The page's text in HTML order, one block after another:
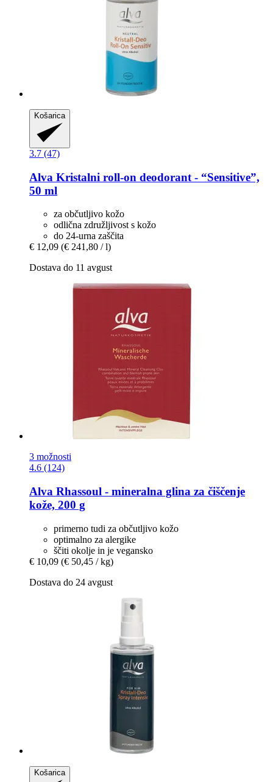
Košarica
3.7 (47)
Alva Kristalni roll-​on deodorant -​ “Sensitive”,
50 ml
za občutljivo kožo
odlična združljivost s kožo
do 24-urna zaščita
€ 12,09 (€ 241,80 / l)
Dostava do 11 avgust
3 možnosti
4.6 (124)
Alva Rhassoul -​ mineralna glina za čiščenje
kože, 200 g
primerno tudi za občutljivo kožo
optimalno za alergike
ščiti okolje in je vegansko
€ 10,09 (€ 50,45 / kg)
Dostava do 24 avgust
Košarica